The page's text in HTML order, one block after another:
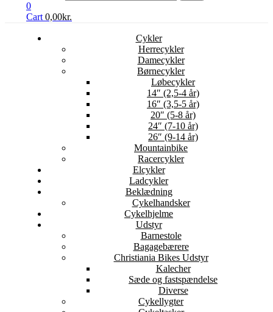
0
Cart 0,00kr.
Cykler
Herrecykler
Damecykler
Børnecykler
Løbecykler
14″ (2,5-4 år)
16″ (3,5-5 år)
20″ (5-8 år)
24″ (7-10 år)
26″ (9-14 år)
Mountainbike
Racercykler
Elcykler
Ladcykler
Beklædning
Cykelhandsker
Cykelhjelme
Udstyr
Barnestole
Bagagebærere
Christiania Bikes Udstyr
Kalecher
Sæde og fastspændelse
Diverse
Cykellygter